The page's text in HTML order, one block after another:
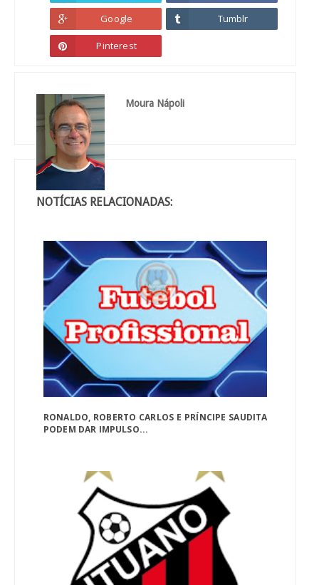
Google Tumblr
Pinterest
Moura Nápoli
NOTÍCIAS RELACIONADAS:
RONALDO, ROBERTO CARLOS E PRÍNCIPE SAUDITA
PODEM DAR IMPULSO...